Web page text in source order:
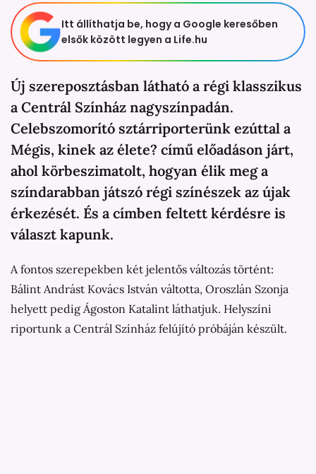
Itt állíthatja be, hogy a Google keresőben
elsők között legyen a Life.hu
Új szereposztásban látható a régi klasszikus
a Centrál Színház nagyszínpadán.
Celebszomorító sztárriporterünk ezúttal a
Mégis, kinek az élete? című előadáson járt,
ahol körbeszimatolt, hogyan élik meg a
színdarabban játszó régi színészek az újak
érkezését. És a címben feltett kérdésre is
választ kapunk.
A fontos szerepekben két jelentős változás történt:
Bálint Andrást Kovács István váltotta, Oroszlán Szonja
helyett pedig Ágoston Katalint láthatjuk. Helyszíni
riportunk a Centrál Színház felújító próbáján készült.